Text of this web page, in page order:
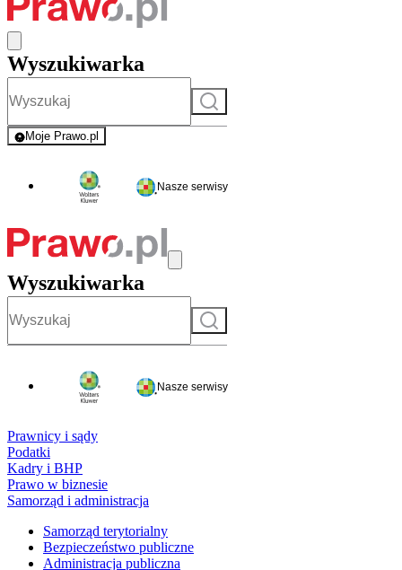
Wyszukiwarka
Szukaj
Moje Prawo.pl
- rejestracja i logowanie do serwisu
Nasze serwisy
Wyszukiwarka
Szukaj
Nasze serwisy
Prawnicy i sądy
Podatki
Kadry i BHP
Prawo w biznesie
Samorząd i administracja
Samorząd terytorialny
Bezpieczeństwo publiczne
Administracja publiczna